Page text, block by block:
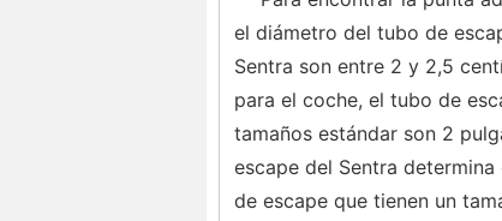
el diámetro del tubo de
Sentra son entre 2 y 2,5
para el coche, el tubo de
tamaños estándar son 2
escape del Sentra
de escape que tienen un